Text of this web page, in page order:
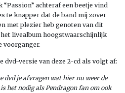
achteraf een beetje vind
te knapper dat de band mij zover
met plezier heb genoten van dit
livealbum hoogstwaarschijnlijk
voorganger.
dvd-versie van deze 2-cd als volgt af:
dvd je afvragen wat hier nu weer de
het nodig als Pendragon fan om ook